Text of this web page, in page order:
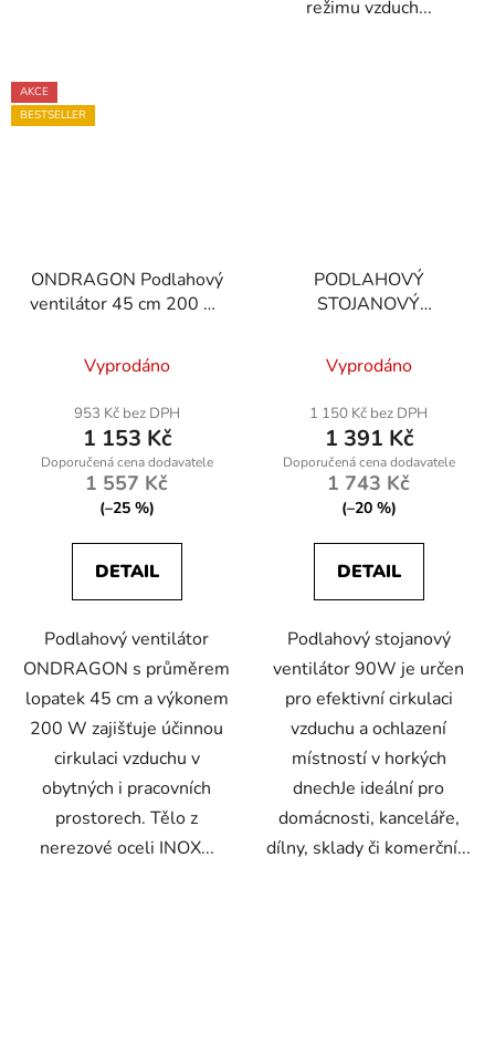
režimu vzduch...
AKCE
BESTSELLER
ONDRAGON Podlahový
ventilátor 45 cm 200 W
Vyprodáno
953 Kč bez DPH
1 153 Kč
1 557 Kč
(–25 %)
DETAIL
Podlahový ventilátor
ONDRAGON s průměrem
lopatek 45 cm a výkonem
200 W zajišťuje účinnou
cirkulaci vzduchu v
obytných i pracovních
prostorech. Tělo z
nerezové oceli INOX...
PODLAHOVÝ
STOJANOVÝ
Vyprodáno
1 150 Kč bez DPH
1 391 Kč
1 743 Kč
(–20 %)
DETAIL
Podlahový stojanový
ventilátor 90W je určen
pro efektivní cirkulaci
vzduchu a ochlazení
místností v horkých
dnechJe ideální pro
domácnosti, kanceláře,
dílny, sklady či komerční...